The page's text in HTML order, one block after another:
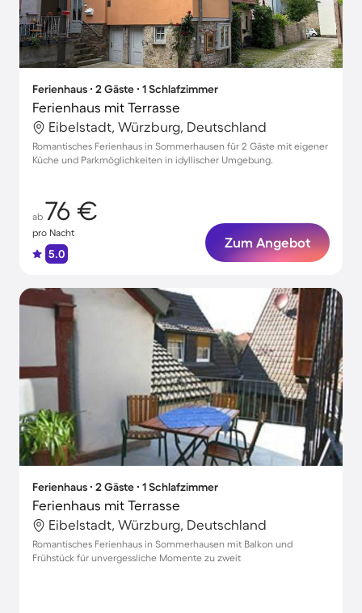
Ferienhaus ∙ 2 Gäste ∙ 1 Schlafzimmer
Ferienhaus mit Terrasse
Eibelstadt, Würzburg, Deutschland
Romantisches Ferienhaus in Sommerhausen für 2 Gäste mit eigener
Küche und Parkmöglichkeiten in idyllischer Umgebung.
ab 76 €
pro Nacht
5.0
Zum Angebot
Ferienhaus ∙ 2 Gäste ∙ 1 Schlafzimmer
Ferienhaus mit Terrasse
Eibelstadt, Würzburg, Deutschland
Romantisches Ferienhaus in Sommerhausen mit Balkon und
Frühstück für unvergessliche Momente zu zweit